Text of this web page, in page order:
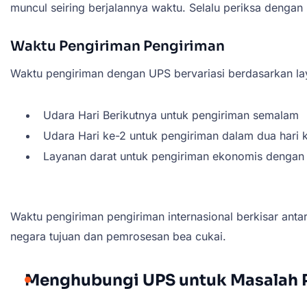
muncul seiring berjalannya waktu. Selalu periksa
Waktu Pengiriman Pengiriman
Waktu pengiriman dengan UPS bervariasi berdasarkan
Udara Hari Berikutnya untuk pengiriman semalam
Udara Hari ke-2 untuk pengiriman dalam dua hari
Layanan darat untuk pengiriman ekonomis
Waktu pengiriman pengiriman internasional berkisar
negara tujuan dan pemrosesan bea cukai.
Menghubungi UPS untuk Masalah